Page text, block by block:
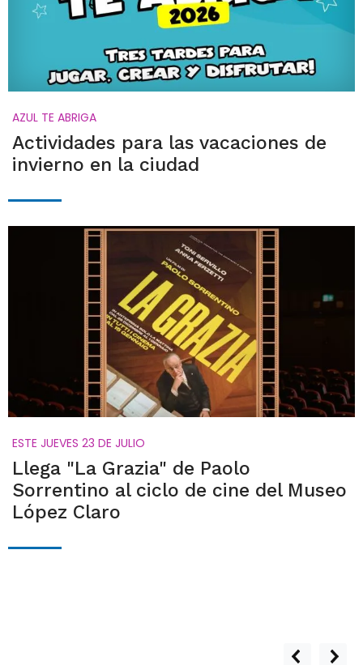
AZUL TE ABRIGA
Actividades para las vacaciones de
invierno en la ciudad
ESTE JUEVES 23 DE JULIO
Llega "La Grazia" de Paolo
Sorrentino al ciclo de cine del Museo
López Claro
prev next